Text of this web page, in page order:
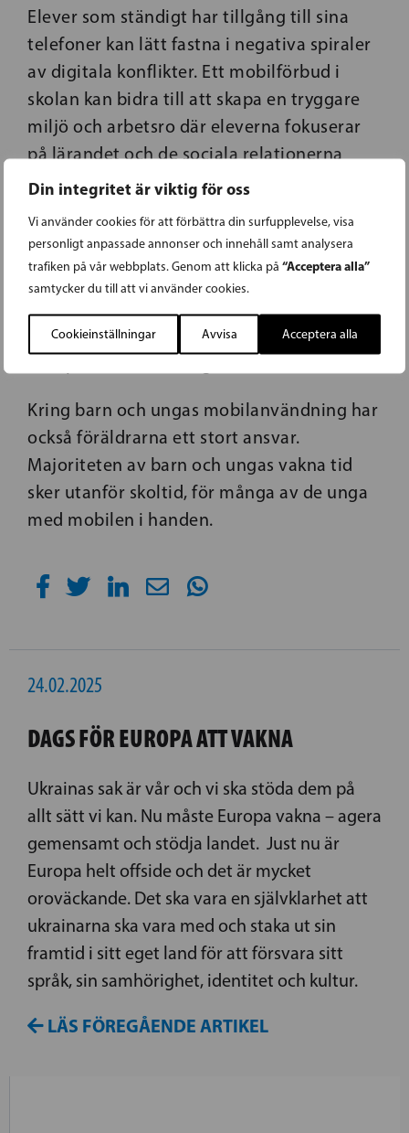
Din integritet är viktig för oss
Vi använder cookies för att förbättra din surfupplevelse, visa
personligt anpassade annonser och innehåll samt analysera
trafiken på vår webbplats. Genom att klicka på “Acceptera alla”
samtycker du till att vi använder cookies.
Cookieinställningar Avvisa Acceptera alla
Elever som ständigt har tillgång till sina
telefoner kan lätt fastna i negativa spiraler
av digitala konflikter. Ett mobilförbud i
skolan kan bidra till att skapa en tryggare
miljö och arbetsro där eleverna fokuserar
på lärandet och de sociala relationerna
ansikte mot ansikte istället för att
Ett mobilförbud är inte en mirakellösning
på alla de problem som skolan står inför.
Minskad läskunnighet, sämre studieresultat
och brist på motivation är komplexa frågor
Kring barn och ungas mobilanvändning har
också föräldrarna ett stort ansvar.
Majoriteten av barn och ungas vakna tid
sker utanför skoltid, för många av de unga
med mobilen i handen.
24.02.2025
DAGS FÖR EUROPA ATT VAKNA
Ukrainas sak är vår och vi ska stöda dem på
allt sätt vi kan. Nu måste Europa vakna – agera
gemensamt och stödja landet. Just nu är
Europa helt offside och det är mycket
oroväckande. Det ska vara en självklarhet att
ukrainarna ska vara med och staka ut sin
framtid i sitt eget land för att försvara sitt
språk, sin samhörighet, identitet och kultur.
LÄS FÖREGÅENDE ARTIKEL